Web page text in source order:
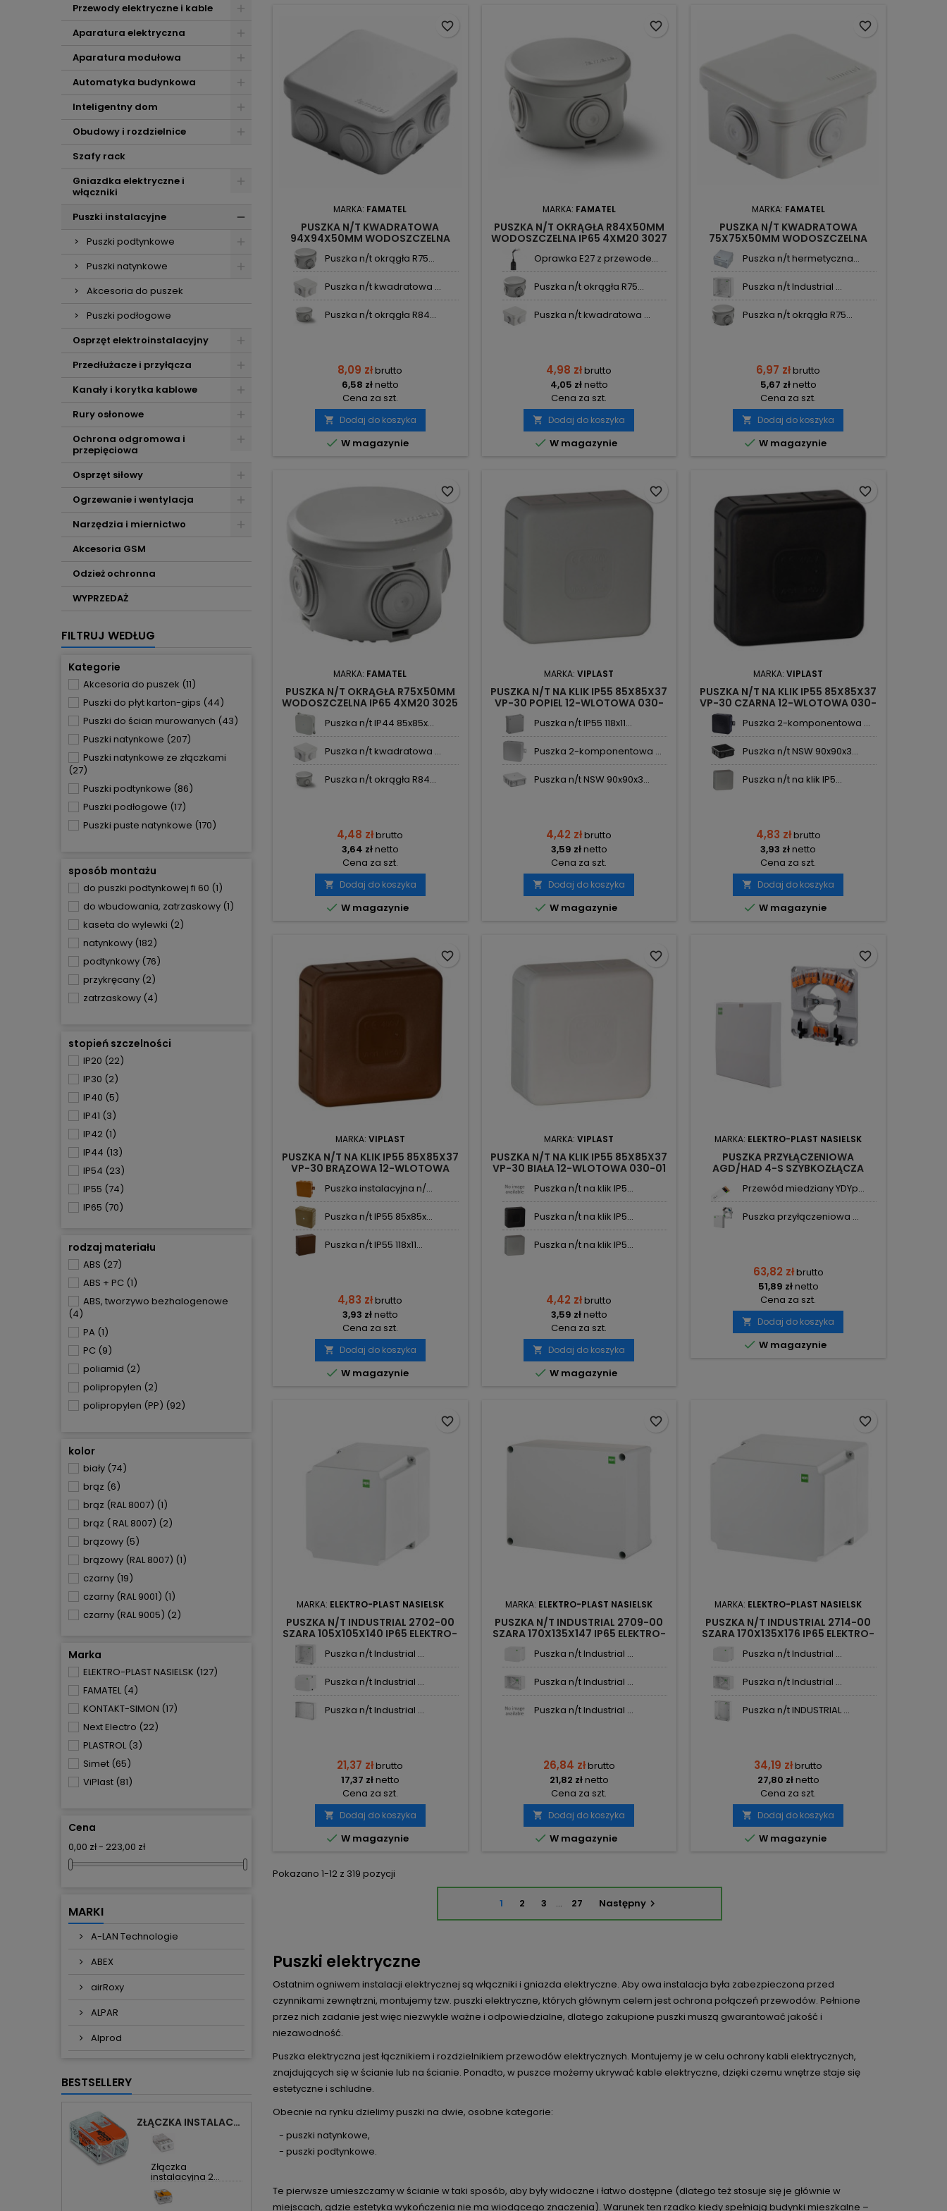
Przewody elektryczne i kable
Aparatura elektryczna
Aparatura modułowa
Automatyka budynkowa
Inteligentny dom
Obudowy i rozdzielnice
Szafy rack
Gniazdka elektryczne i
włączniki
Puszki instalacyjne
Puszki podtynkowe
Puszki natynkowe
Akcesoria do puszek
Puszki podłogowe
Osprzęt elektroinstalacyjny
Przedłużacze i przyłącza
Kanały i korytka kablowe
Rury osłonowe
Ochrona odgromowa i
przepięciowa
Osprzęt siłowy
Ogrzewanie i wentylacja
Narzędzia i miernictwo
Akcesoria GSM
Odzież ochronna
WYPRZEDAŻ
FILTRUJ WEDŁUG
Kategorie
Akcesoria do puszek (11)
Puszki do płyt karton-gips (44)
Puszki do ścian murowanych (43)
Puszki natynkowe (207)
Puszki natynkowe ze złączkami
(27)
Puszki podtynkowe (86)
Puszki podłogowe (17)
Puszki puste natynkowe (170)
sposób montażu
do puszki podtynkowej fi 60 (1)
do wbudowania, zatrzaskowy (1)
kaseta do wylewki (2)
natynkowy (182)
podtynkowy (76)
przykręcany (2)
zatrzaskowy (4)
stopień szczelności
IP20 (22)
IP30 (2)
IP40 (5)
IP41 (3)
IP42 (1)
IP44 (13)
IP54 (23)
IP55 (74)
IP65 (70)
IP67 (2)
IP68 (3)
rodzaj materiału
ABS (27)
ABS + PC (1)
ABS, tworzywo bezhalogenowe
(4)
PA (1)
PC (9)
poliamid (2)
polipropylen (2)
polipropylen (PP) (92)
polistyren
PP(2)
stal(3)
tworzywo sztuczne
tworzywo sztuczne,
bezhalogenowe
tworzywo sztuczne
bezhalogenowe
kolor
biały (74)
brąz (6)
brąz (RAL 8007) (1)
brąz ( RAL 8007) (2)
brązowy (5)
brązowy (RAL 8007) (1)
czarny (19)
czarny (RAL 9001) (1)
czarny (RAL 9005) (2)
czerwony
czerwony(7)
grafit(8)
niebieski(17)
pomarańczowo-szary
pomarańczowy
popiel(15)
popiel ( RAL 7001)
seria niebieska
szary(55)
szary RAL 7035, pokrywa
przezroczysta
transparentny(2)
zielony
Marka
ELEKTRO-PLAST NASIELSK (127)
FAMATEL (4)
KONTAKT-SIMON (17)
Next Electro (22)
PLASTROL (3)
Simet (65)
ViPlast (81)
Cena
0,00 zł - 223,00 zł
MARKI
A-LAN Technologie
ABEX
airRoxy
ALPAR
Alprod
BESTSELLERY
ZŁĄCZKA INSTALACYJNA 2X UNIWERSALNA COMPACT 221-412 WAGO
Złączka
instalacyjna 2...
MARKA: FAMATEL
PUSZKA N/T KWADRATOWA
94X94X50MM WODOSZCZELNA
IP65 7XM20 3028 FAMATEL
Puszka n/t okrągła R75...
Puszka n/t kwadratowa ...
Puszka n/t okrągła R84...
8,09 złbrutto
6,58 złnetto
Cena za szt.
 Dodaj do koszyka
 W magazynie
favorite_border
MARKA: FAMATEL
PUSZKA N/T OKRĄGŁA R84X50MM
WODOSZCZELNA IP65 4XM20 3027
Oprawka E27 z przewode...
Puszka n/t okrągła R75...
Puszka n/t kwadratowa ...
4,98 złbrutto
4,05 złnetto
Cena za szt.
 Dodaj do koszyka
 W magazynie
favorite_border
MARKA: FAMATEL
PUSZKA N/T KWADRATOWA
75X75X50MM WODOSZCZELNA
IP65 4XM20 3026 FAMATEL
Puszka n/t hermetyczna...
Puszka n/t Industrial ...
Puszka n/t okrągła R75...
6,97 złbrutto
5,67 złnetto
Cena za szt.
 Dodaj do koszyka
 W magazynie
favorite_border
MARKA: FAMATEL
PUSZKA N/T OKRĄGŁA R75X50MM
WODOSZCZELNA IP65 4XM20 3025
FAMATEL
Puszka n/t IP44 85x85x...
Puszka n/t kwadratowa ...
Puszka n/t okrągła R84...
4,48 złbrutto
3,64 złnetto
Cena za szt.
 Dodaj do koszyka
 W magazynie
favorite_border
MARKA:VIPLAST
PUSZKA N/T NA KLIK IP55 85X85X37
VP-30 POPIEL 12-WLOTOWA 030-
03 VIPLAST
Puszka n/t IP55 118x11...
Puszka 2-komponentowa ...
Puszka n/t NSW 90x90x3...
4,42 złbrutto
3,59 złnetto
Cena za szt.
 Dodaj do koszyka
 W magazynie
favorite_border
MARKA:VIPLAST
PUSZKA N/T NA KLIK IP55 85X85X37
VP-30 CZARNA 12-WLOTOWA 030-
Puszka 2-komponentowa ...
Puszka n/t NSW 90x90x3...
Puszka n/t na klik IP5...
4,83 złbrutto
3,93 złnetto
Cena za szt.
 Dodaj do koszyka
 W magazynie
favorite_border
MARKA: VIPLAST
PUSZKA N/T NA KLIK IP55 85X85X37
VP-30 BRĄZOWA 12-WLOTOWA
Puszka instalacyjna n/...
Puszka n/t IP55 85x85x...
Puszka n/t IP55 118x11...
4,83 złbrutto
3,93 złnetto
Cena za szt.
 Dodaj do koszyka
 W magazynie
favorite_border
MARKA:VIPLAST
PUSZKA N/T NA KLIK IP55 85X85X37
VP-30 BIAŁA 12-WLOTOWA 030-01
Puszka n/t na klik IP5...
Puszka n/t na klik IP5...
Puszka n/t na klik IP5...
4,42 złbrutto
3,59 złnetto
Cena za szt.
 Dodaj do koszyka
 W magazynie
favorite_border
MARKA: ELEKTRO-PLAST NASIELSK
PUSZKA PRZYŁĄCZENIOWA
AGD/HAD 4-S SZYBKOZŁĄCZA
Przewód miedziany YDYp...
Puszka przyłączeniowa ...
63,82 złbrutto
51,89 złnetto
Cena za szt.
 Dodaj do koszyka
 W magazynie
favorite_border
MARKA: ELEKTRO-PLAST NASIELSK
PUSZKA N/T INDUSTRIAL 2702-00
SZARA 105X105X140 IP65 ELEKTRO-
Puszka n/t Industrial ...
Puszka n/t Industrial ...
Puszka n/t Industrial ...
21,37 złbrutto
17,37 złnetto
Cena za szt.
 Dodaj do koszyka
 W magazynie
favorite_border
MARKA: ELEKTRO-PLAST NASIELSK
PUSZKA N/T INDUSTRIAL 2709-00
SZARA 170X135X147 IP65 ELEKTRO-
Puszka n/t Industrial ...
Puszka n/t Industrial ...
Puszka n/t Industrial ...
26,84 złbrutto
21,82 złnetto
Cena za szt.
 Dodaj do koszyka
 W magazynie
favorite_border
MARKA: ELEKTRO-PLAST NASIELSK
PUSZKA N/T INDUSTRIAL 2714-00
SZARA 170X135X176 IP65 ELEKTRO-
Puszka n/t Industrial ...
Puszka n/t Industrial ...
Puszka n/t INDUSTRIAL ...
34,19 złbrutto
27,80 złnetto
Cena za szt.
 Dodaj do koszyka
 W magazynie
favorite_border
Pokazano 1-12 z 319 pozycji
1 2 3 … 27 Następny 
Puszki elektryczne
Ostatnim ogniwem instalacji elektrycznej są włączniki i gniazda elektryczne. Aby owa instalacja była zabezpieczona przed
czynnikami zewnętrzni, montujemy tzw. puszki elektryczne, których głównym celem jest ochrona połączeń przewodów. Pełnione
przez nich zadanie jest więc niezwykle ważne i odpowiedzialne, dlatego zakupione puszki muszą gwarantować jakość i
niezawodność.
Puszka elektryczna jest łącznikiem i rozdzielnikiem przewodów elektrycznych. Montujemy je w celu ochrony kabli elektrycznych,
znajdujących się w ścianie lub na ścianie. Ponadto, w puszce możemy ukrywać kable elektryczne, dzięki czemu wnętrze staje się
estetyczne i schludne.
Obecnie na rynku dzielimy puszki na dwie, osobne kategorie:
- puszki natynkowe,
- puszki podtynkowe.
Te pierwsze umieszczamy w ścianie w taki sposób, aby były widoczne i łatwo dostępne (dlatego też stosuje się je głównie w
miejscach, gdzie estetyka wykończenia nie ma wiodącego znaczenia). Warunek ten rzadko kiedy spełniają budynki mieszkalne –